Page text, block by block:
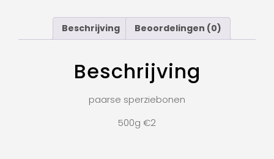
Beschrijving Beoordelingen (0)
Beschrijving
paarse sperziebonen
500g €2